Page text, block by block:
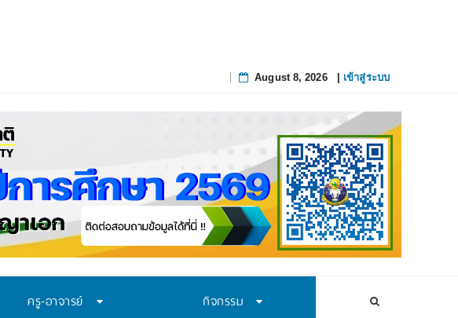
August 8, 2026| เข้าสู่ระบบ
ครู-อาจารย์ กิจกรรม